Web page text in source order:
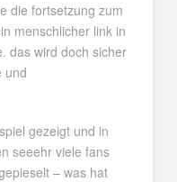
die fortsetzung zum
menschlicher link in
das wird doch sicher
und
gezeigt und in
seeehr viele fans
– was hat